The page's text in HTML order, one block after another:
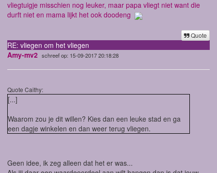
vliegtuigje misschien nog leuker, maar papa vliegt niet want die
durft niet en mama lijkt het ook doodeng
Quote
RE: vliegen om het vliegen
Amy-mv2 schreef op: 15-09-2017 20:18:28
Quote Caithy:
[...]
Waarom zou je dit willen? Kies dan een leuke stad en ga
een dagje winkelen en dan weer terug vliegen.
Geen idee, ik zeg alleen dat het er was...